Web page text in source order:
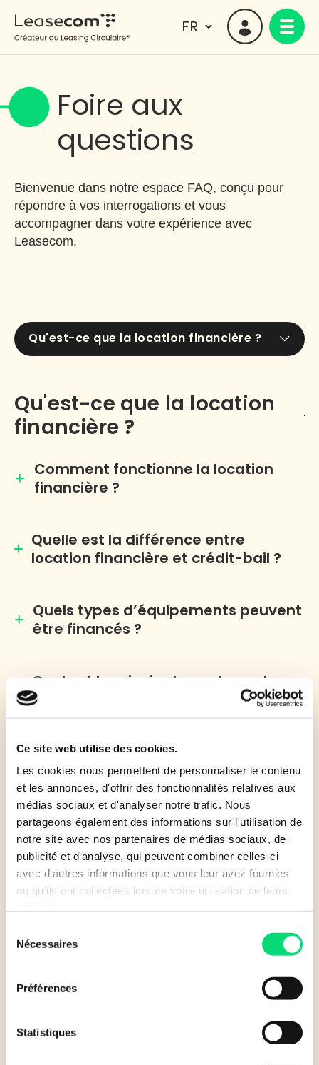
Ce site web utilise des cookies.
Les cookies nous permettent de personnaliser le contenu
et les annonces, d'offrir des fonctionnalités relatives aux
médias sociaux et d'analyser notre trafic. Nous
partageons également des informations sur l'utilisation de
notre site avec nos partenaires de médias sociaux, de
publicité et d'analyse, qui peuvent combiner celles-ci
avec d'autres informations que vous leur avez fournies
ou qu'ils ont collectées lors de votre utilisation de leurs
Nécessaires
Préférences
Statistiques
Foire aux
questions
Bienvenue dans notre espace FAQ, conçu pour
répondre à vos interrogations et vous
accompagner dans votre expérience avec
Leasecom.
Qu'est-ce que la location financière ?
Qu'est-ce que la location
financière ?
Comment fonctionne la location
financière ?
Quelle est la différence entre
location financière et crédit-bail ?
Quels types d’équipements peuvent
être financés ?
Quel est le principal avantage de se
financer en leasing ?
FAQ
Trouvez facilement les réponses
dont vous avez besoin.